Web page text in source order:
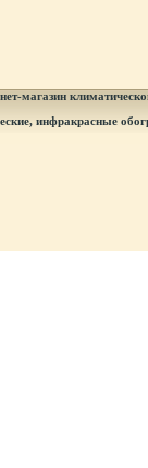
магазин
инфракрасные